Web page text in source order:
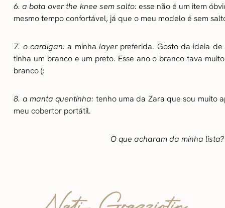
6. a bota over the knee sem salto: esse não é um item
mesmo tempo confortável, já que o meu modelo é sem
7. o cardigan: a minha layerpreferida. Gosto da ideia de
tinha um branco e um preto. Esse ano o branco tava
branco (;
8. a manta quentinha: tenho uma da Zara que sou muito
meu cobertor portátil.
O que acharam da minha